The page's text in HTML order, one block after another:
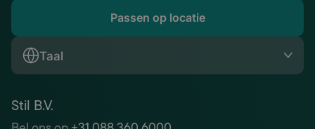
Passen op locatie
Taal
Stil B.V.